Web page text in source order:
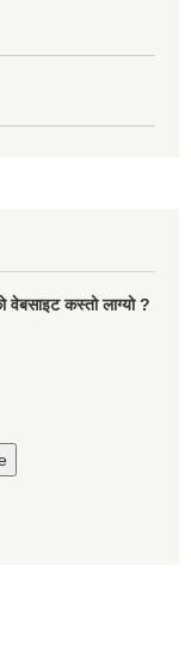
वेबसाइट कस्तो लाग्यो ?